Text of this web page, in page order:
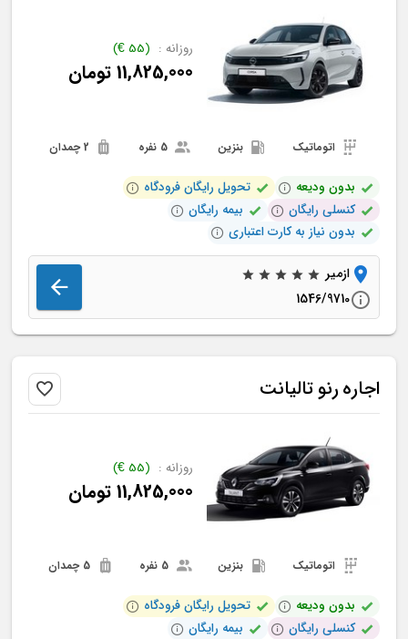
روزانه : (
55
€
)
11,825,000تومان
اتوماتیک بنزین
بدون ودیعه
تحویل رایگان فرودگاه
کنسلی رایگان
بیمه رایگان
بدون نیاز به کارت اعتباری
ازمیر
1546/9710
اجارهرنوتالیانت
روزانه : (
55
€
)
11,825,000تومان
اتوماتیک بنزین
بدون ودیعه
تحویل رایگان فرودگاه
کنسلی رایگان
بیمه رایگان